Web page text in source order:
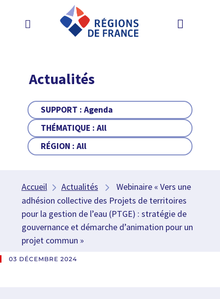
Actualités
SUPPORT :Agenda
THÉMATIQUE :All
RÉGION :All
Accueil Actualités
Webinaire « Vers une
adhésion collective des Projets de territoires
pour la gestion de l’eau (PTGE) : stratégie de
gouvernance et démarche d’animation pour un
projet commun »
03 DÉCEMBRE 2024